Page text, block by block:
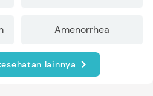
Amenorrhea
lainnya